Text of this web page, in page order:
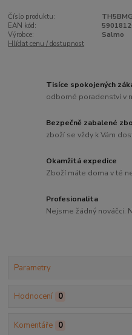
Číslo produktu:
TH5BMG
EAN kód:
Výrobce:
Salmo
Hlídat cenu / dostupnost
Tisíce spokojených
odborné poradenství v
Bezpečně zabalené
zboží se vždy k Vám
Okamžitá expedice
Zboží máte doma v té
Profesionalita
Nejsme žádný nováčci.
Parametry
Hodnocení 0
Komentáře 0